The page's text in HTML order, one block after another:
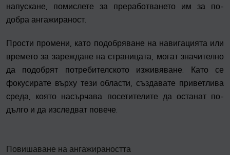
напускане, помислете за преработването им за по-
добра ангажираност.
Прости промени, като подобряване на навигацията или
времето за зареждане на страницата, могат значително
да подобрят потребителското изживяване. Като се
фокусирате върху тези области, създавате приветлива
среда, която насърчава посетителите да останат по-
дълго и да изследват повече.
Повишаване на ангажираността